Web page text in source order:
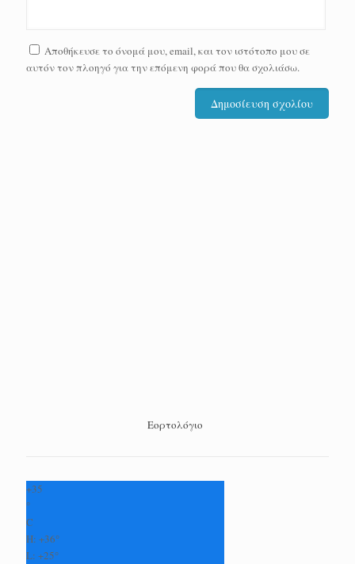
Αποθήκευσε το όνομά μου, email, και τον ιστότοπο μου σε
αυτόν τον πλοηγό για την επόμενη φορά που θα σχολιάσω.
Εορτολόγιο
+35
°
C
H: +36°
L: +25°